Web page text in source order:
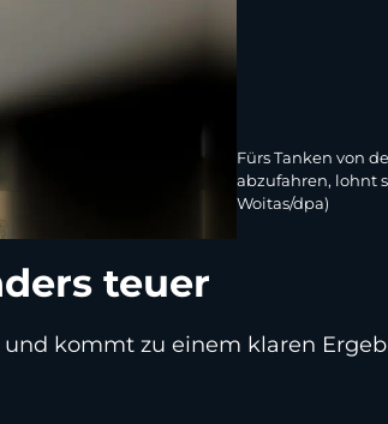
Fürs Tanken von
abzufahren, lohnt
Woitas/dpa)
teuer
kommt zu einem klaren